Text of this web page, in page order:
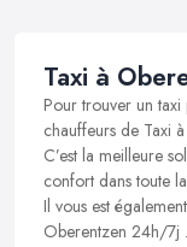
Taxi à
Pour trouver un
chauffeurs de Taxi
C’est la meilleure
confort dans toute
Il vous est
Oberentzen 24h/7j .